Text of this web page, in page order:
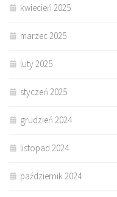
kwiecień 2025
marzec 2025
luty 2025
styczeń 2025
grudzień 2024
listopad 2024
październik 2024